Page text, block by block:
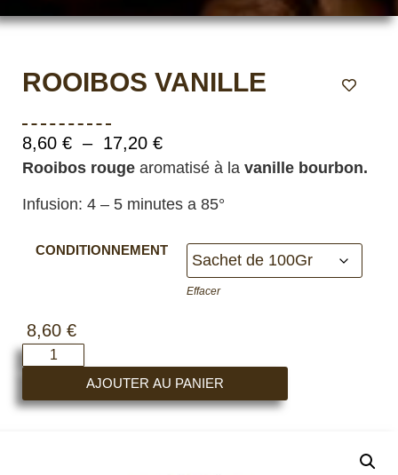
ROOIBOS VANILLE
8,60 € – 17,20 €
Rooibos rouge aromatisé à la vanille bourbon.
Infusion: 4 – 5 minutes a 85°
CONDITIONNEMENT
Effacer
8,60 €
AJOUTER AU PANIER